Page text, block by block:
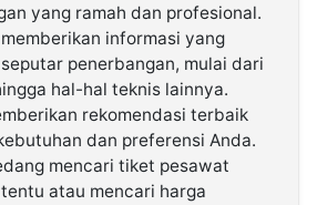
yang ramah dan profesional.
informasi yang
penerbangan, mulai dari
hal-hal teknis lainnya.
rekomendasi terbaik
dan preferensi Anda.
mencari tiket pesawat
atau mencari harga